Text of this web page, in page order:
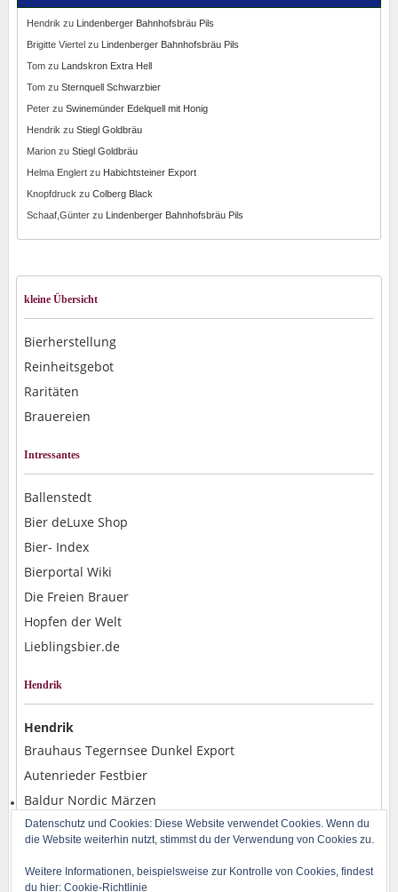
Hendrik zu
Lindenberger Bahnhofsbräu Pils
Brigitte Viertel zu
Lindenberger Bahnhofsbräu Pils
Tomzu
Landskron Extra Hell
Tomzu Sternquell Schwarzbier
Peterzu Swinemünder Edelquell mit Honig
Hendrik zu Stiegl Goldbräu
Marionzu Stiegl Goldbräu
Helma Englertzu Habichtsteiner Export
Knopfdruck zu Colberg Black
Schaaf,Günterzu Lindenberger Bahnhofsbräu Pils
kleine Übersicht
Bierherstellung
Reinheitsgebot
Raritäten
Brauereien
Intressantes
Ballenstedt
Bier deLuxe Shop
Bier- Index
Bierportal Wiki
Die Freien Brauer
Hopfen der Welt
Lieblingsbier.de
Hendrik
Hendrik
Brauhaus Tegernsee Dunkel Export
Autenrieder Festbier
Baldur Nordic Märzen
Alpirsbacher Weizen Hefe Dunkel
Datenschutz und Cookies: Diese Website verwendet Cookies. Wenn du
die Website weiterhin nutzt, stimmst du der Verwendung von Cookies zu.
Weitere Informationen, beispielsweise zur Kontrolle von Cookies, findest
du hier: Cookie-Richtlinie